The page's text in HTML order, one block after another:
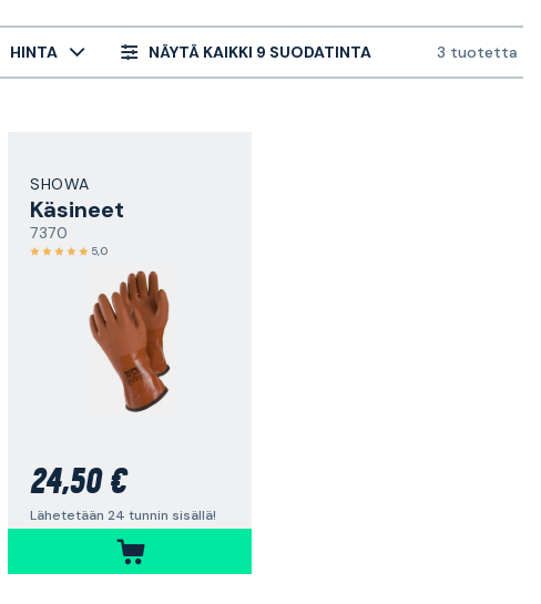
HINTA NÄYTÄ KAIKKI 9 SUODATINTA 3 tuotetta
SHOWA
Käsineet
7370
5,0
24,50 €
Lähetetään 24 tunnin sisällä!